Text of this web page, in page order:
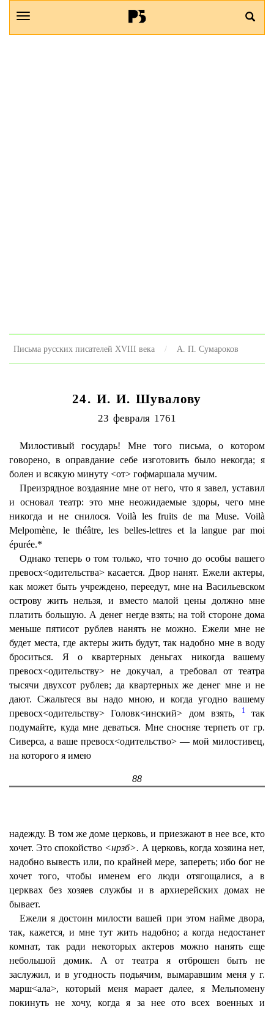
Письма русских писателей XVIII века А. П. Сумароков
24. И. И. Шувалову
23 февраля 1761
Милостивый государь! Мне того письма, о котором
говорено, в оправдание себе изготовить было некогда; я
болен и всякую минуту <от> гофмаршала мучим.
Преизрядное воздаяние мне от него, что я завел, уставил
и основал театр: это мне неожидаемые здоры, чего мне
никогда и не снилося. Voilà les fruits de ma Muse. Voilà
Melpomène, le théâtre, les belles-lettres et la langue par moi
épurée.*
Однако теперь о том только, что точно до особы вашего
превосх<одительства> касается. Двор нанят. Ежели актеры,
как может быть учреждено, переедут, мне на Васильевском
острову жить нельзя, и вместо малой цены должно мне
платить большую. А денег негде взять; на той стороне дома
меньше пятисот рублев нанять не можно. Ежели мне не
будет места, где актеры жить будут, так надобно мне в воду
броситься. Я о квартерных деньгах никогда вашему
превосх<одительству> не докучал, а требовал от театра
тысячи двухсот рублев; да квартерных же денег мне и не
дают. Сжальтеся вы надо мною, и когда угодно вашему
превосх<одительству> Головк<инский> дом взять,
1так
подумайте, куда мне деваться. Мне сносняе терпеть от гр.
Сиверса, а ваше превосх<одительство> — мой милостивец,
на которого я имею
88
надежду. В том же доме церковь, и приезжают в нее все, кто
хочет. Это спокойство <нрзб>. А церковь, когда хозяина нет,
надобно вывесть или, по крайней мере, запереть; ибо бог не
хочет того, чтобы именем его люди отягощалися, а в
церквах без хозяев службы и в архиерейских домах не
бывает.
Ежели я достоин милости вашей при этом найме двора,
так, кажется, и мне тут жить надобно; а когда недостанет
комнат, так ради некоторых актеров можно нанять еще
небольшой домик. А от театра я отброшен быть не
заслужил, и в угодность подьячим, вымаравшим меня у г.
марш<ала>, который меня марает далее, я Мельпомену
покинуть не хочу, когда я за нее ото всех военных и